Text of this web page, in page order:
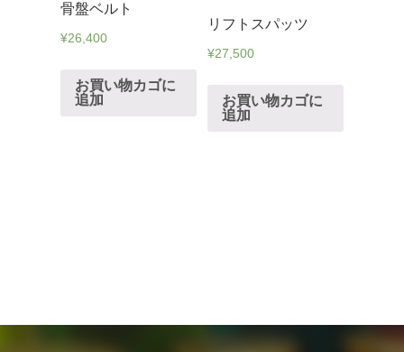
骨盤ベルト
¥26,400
お買い物カゴに
追加
リフトスパッツ
¥27,500
お買い物カゴに
追加